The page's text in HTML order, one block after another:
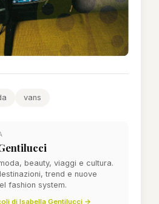
vans
beauty, viaggi e cultura.
trend e nuove
fashion system.
di Isabella Gentilucci →